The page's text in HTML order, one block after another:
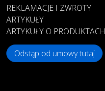
REKLAMACJE I ZWROTY
ARTYKUŁY
ARTYKUŁY O PRODUKTACH
Odstąp od umowy tutaj